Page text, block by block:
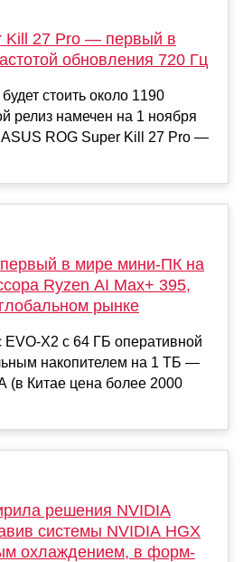
Kill 27 Pro — первый в
обновления 720 Гц
стоить около 1190
релиз намечен на 1 ноября
ASUS ROG Super Kill 27 Pro —
в мире мини-ПК на
Ryzen AI Max+ 395,
рынке
EVO-X2 с 64 ГБ оперативной
накопителем на 1 ТБ —
Китае цена более 2000
решения NVIDIA
системы NVIDIA HGX
охлаждением, в форм-